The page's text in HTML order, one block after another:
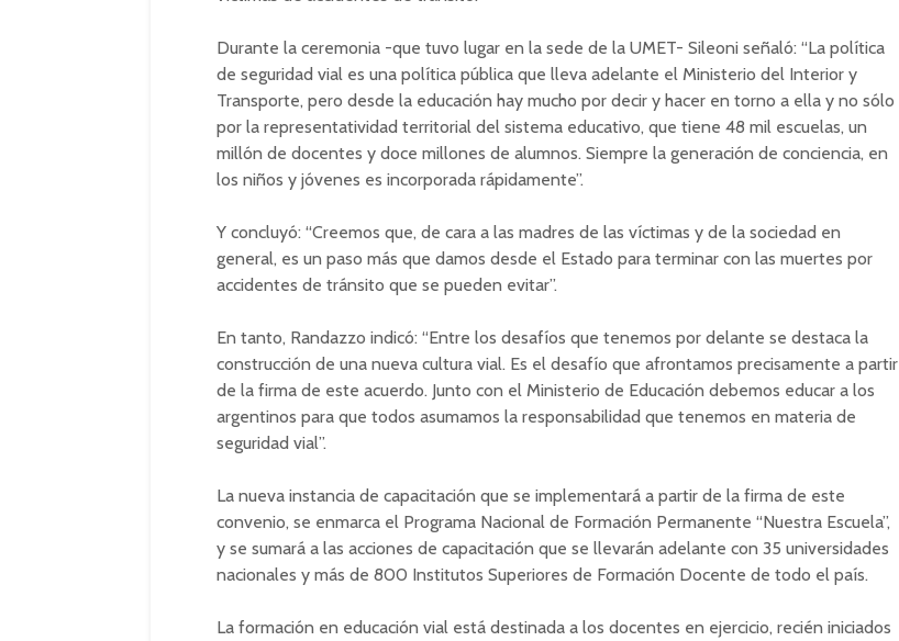
Durante la ceremonia -que tuvo lugar en la sede de la UMET- Sileoni señaló: “La política
de seguridad vial es una política pública que lleva adelante el Ministerio del Interior y
Transporte, pero desde la educación hay mucho por decir y hacer en torno a ella y no sólo
por la representatividad territorial del sistema educativo, que tiene 48 mil escuelas, un
millón de docentes y doce millones de alumnos. Siempre la generación de conciencia, en
los niños y jóvenes es incorporada rápidamente”.
Y concluyó: “Creemos que, de cara a las madres de las víctimas y de la sociedad en
general, es un paso más que damos desde el Estado para terminar con las muertes por
accidentes de tránsito que se pueden evitar”.
En tanto, Randazzo indicó: “Entre los desafíos que tenemos por delante se destaca la
construcción de una nueva cultura vial. Es el desafío que afrontamos precisamente a partir
de la firma de este acuerdo. Junto con el Ministerio de Educación debemos educar a los
argentinos para que todos asumamos la responsabilidad que tenemos en materia de
seguridad vial”.
La nueva instancia de capacitación que se implementará a partir de la firma de este
convenio, se enmarca el Programa Nacional de Formación Permanente “Nuestra Escuela”,
y se sumará a las acciones de capacitación que se llevarán adelante con 35 universidades
nacionales y más de 800 Institutos Superiores de Formación Docente de todo el país.
La formación en educación vial está destinada a los docentes en ejercicio, recién iniciados